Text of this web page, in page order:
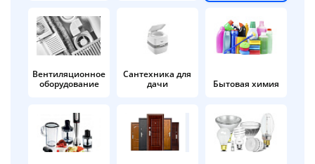
Вентиляционное
оборудование
Сантехника для
дачи
Бытовая химия
по25%каждые 2 недели
Подробнее
об оплате Плайтом